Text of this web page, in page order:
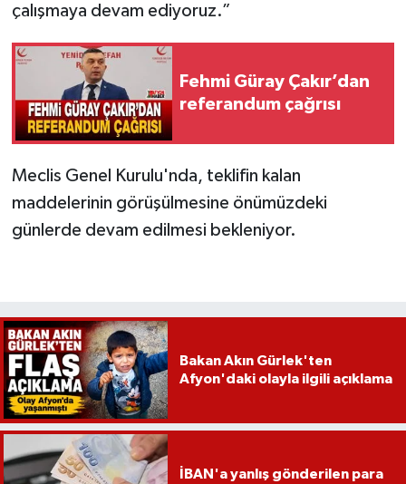
çalışmaya devam ediyoruz.”
Fehmi Güray Çakır’dan
referandum çağrısı
Meclis Genel Kurulu'nda, teklifin kalan
maddelerinin görüşülmesine önümüzdeki
günlerde devam edilmesi bekleniyor.
Bakan Akın Gürlek'ten
Afyon'daki olayla ilgili açıklama
İBAN'a yanlış gönderilen para